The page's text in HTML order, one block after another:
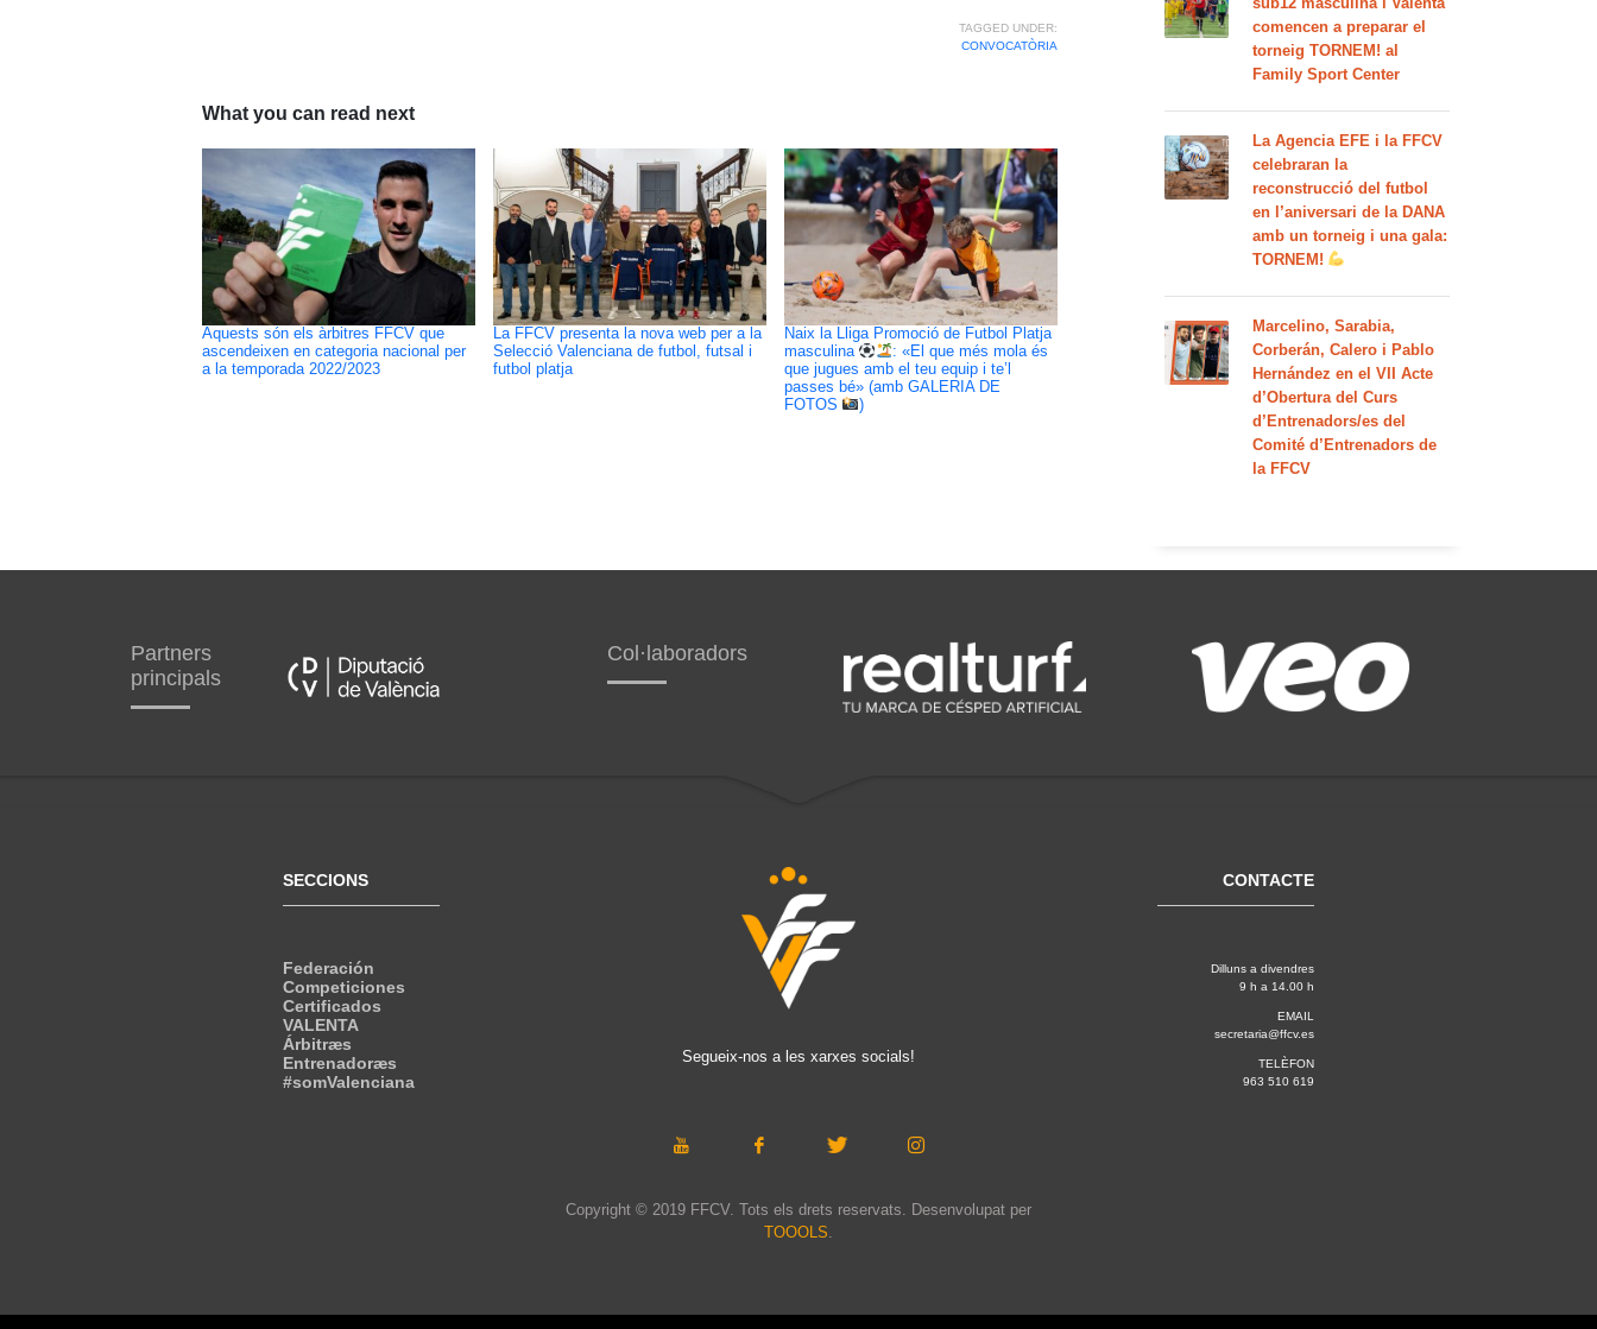
TAGGED UNDER:
CONVOCATÒRIA
What you can read next
Aquests són els àrbitres FFCV que
ascendeixen en categoria nacional per
a la temporada 2022/2023
La FFCV presenta la nova web per a la
Selecció Valenciana de futbol, futsal i
futbol platja
Naix la Lliga Promoció de Futbol Platja
masculina
: «El que més mola és
que jugues amb el teu equip i te’l
passes bé» (amb GALERIA DE
FOTOS
)
comencen a preparar el
torneig TORNEM! al
Family Sport Center
La Agencia EFE i la FFCV
celebraran la
reconstrucció del futbol
en l’aniversari de la DANA
amb un torneig i una gala:
TORNEM!
Marcelino, Sarabia,
Corberán, Calero i Pablo
Hernández en el VII Acte
d’Obertura del Curs
d’Entrenadors/es del
Comité d’Entrenadors de
la FFCV
Partners
principals
Col·laboradors
SECCIONS
Federación
Competiciones
Certificados
VALENTA
Árbitræs
Entrenadoræs
#somValenciana
Segueix-nos a les xarxes socials!
Copyright © 2019 FFCV. Tots els drets reservats. Desenvolupat per
TOOOLS.
CONTACTE
Dilluns a divendres
9 h a 14.00 h
EMAIL
secretaria@ffcv.es
TELÈFON
963 510 619